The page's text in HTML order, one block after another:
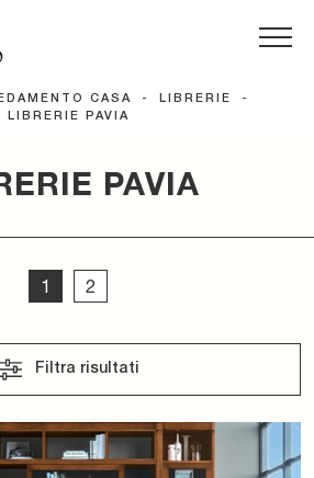
CASA - LIBRERIE
-
LIBRERIE PAVIA
PAVIA
1 2
Filtra risultati